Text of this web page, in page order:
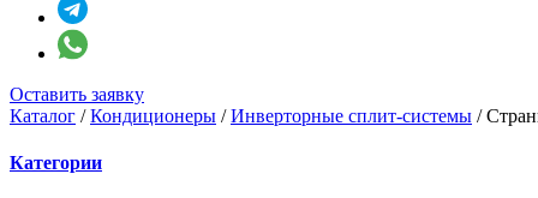
Оставить заявку
Каталог /Кондиционеры /Инверторные сплит-системы /
Категории